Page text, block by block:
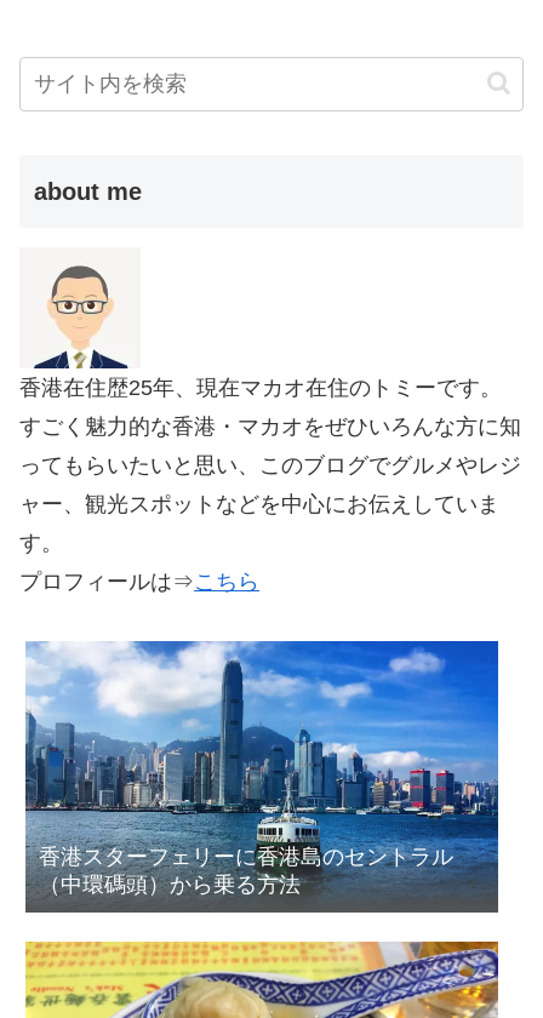
about me
香港在住歴25年、現在マカオ在住のトミーです。
すごく魅力的な香港・マカオをぜひいろんな方に知
ってもらいたいと思い、このブログでグルメやレジ
ャー、観光スポットなどを中心にお伝えしていま
す。
プロフィールは⇒こちら
香港スターフェリーに香港島のセントラル
（中環碼頭）から乗る方法